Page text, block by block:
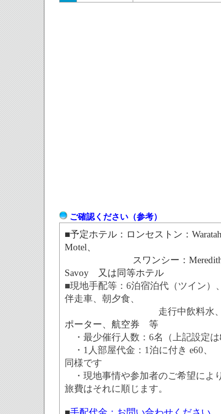
ご確認ください（参考）
■予定ホテル：ロンセストン：
Motel、
スワンシー：Meredith
Savoy 又は同等ホテル
■現地手配等：6泊宿泊代（ツイン）
伴走車、 朝夕食、
走行中飲料水
ポーター、航空券 等
・最少催行人数：6名（上記設定
・1人部屋代金：1泊に付き e60、
同様です
・現地事情や参加者のご希望によ
旅費はそれに順じます。